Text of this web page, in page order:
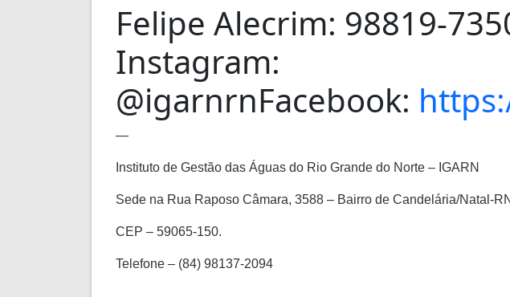
Felipe Alecrim: 98819-
Instagram:
@igarnrnFacebook:
—
Instituto de Gestão das Águas do Rio Grande do Norte – IGARN
Sede na Rua Raposo Câmara, 3588 – Bairro de Candelária/Natal-
CEP – 59065-150.
Telefone – (84) 98137-2094